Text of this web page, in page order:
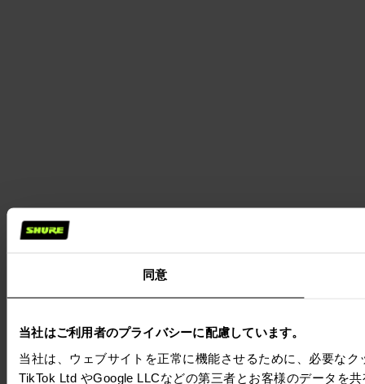
同意
当社はご利用者のプライバシーに配慮しています。
当社は、ウェブサイトを正常に機能させるために、必要な
TikTok Ltd やGoogle LLCなどの第三者とお客様のデータを